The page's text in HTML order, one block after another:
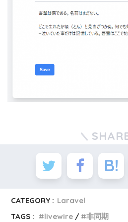
CATEGORY : Laravel
TAGS :
livewire 非同期